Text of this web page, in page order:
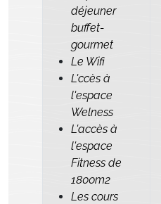
déjeuner
buffet-
gourmet
Le Wifi
L'ccès à
l'espace
Welness
L'accès à
l'espace
Fitness de
1800m2
Les cours